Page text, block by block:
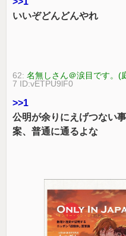
いいぞどんどんやれ
62:名無しさん＠涙目です。(
7 ID:vETPU9lF0
>>1
公明が余りにえげつない
案、普通に通るよな